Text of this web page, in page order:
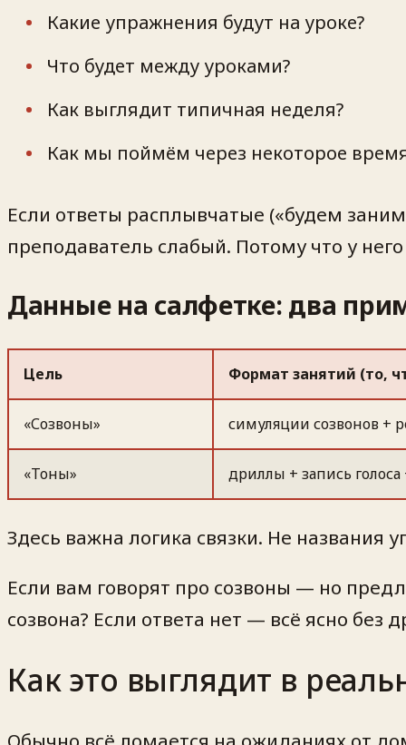
Какие упражнения будут на уроке?
Что будет между уроками?
Как выглядит типичная неделя?
Как мы поймём через некоторое
Если ответы расплывчатые («будем
преподаватель слабый. Потому что у
Данные на салфетке: два
Цель Формат занятий (то,
«Созвоны» симуляции созвонов +
«Тоны» дриллы + запись
Здесь важна логика связки. Не названия
Если вам говорят про созвоны — но
созвона? Если ответа нет — всё ясно без
Как это выглядит в